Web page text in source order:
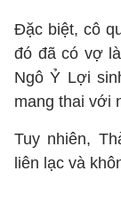
Đặc biệt, cô
đó đã có vợ
Ngô Ỷ Lợi
mang thai với
Tuy nhiên,
liên lạc và